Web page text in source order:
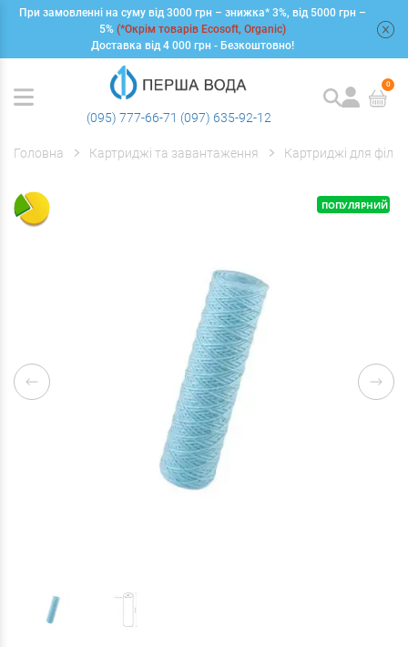
При замовленні на суму від 3000 грн – знижка* 3%, від 5000 грн –
5% (*Окрім товарів Ecosoft, Organic)
Доставка від 4 000 грн - Безкоштовно!
(095) 777-66-71 (097) 635-92-12
0
Головна Картриджі та завантаження Картриджі для
ПОПУЛЯРНИЙ